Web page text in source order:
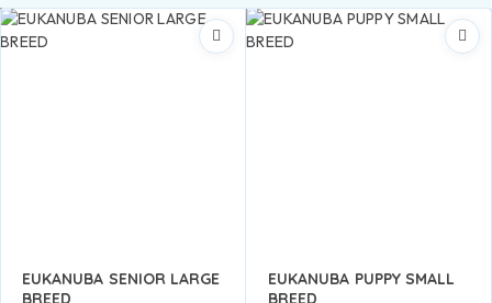
EUKANUBA SENIOR LARGE
BREED
EUKANUBA PUPPY SMALL
BREED